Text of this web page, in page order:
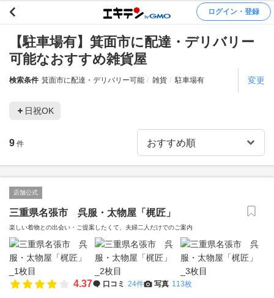
ログイン・登録
【駐車場有】箕面市に配達・デリバリー
可能なおすすめ雑貨屋
検索条件 箕面市に配達・デリバリー可能 雑貨 駐車場有 変更
日祝OK
9 件
店舗公式
三重県名張市 呉服・太物屋「梶匠」
楽しい着物との出会い・ご提案したくて、夫婦二人だけでのご案内
4.37 口コミ 24件 写真 113枚